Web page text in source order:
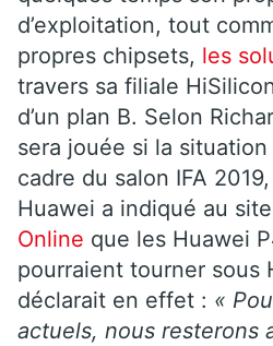
d’exploitation, tout
propres chipsets, les
travers sa filiale
d’un plan B. Selon
sera jouée si la
cadre du salon IFA
Huawei a indiqué au
Online que les Huawei
pourraient tourner sous
déclarait en effet : «
actuels, nous resterons